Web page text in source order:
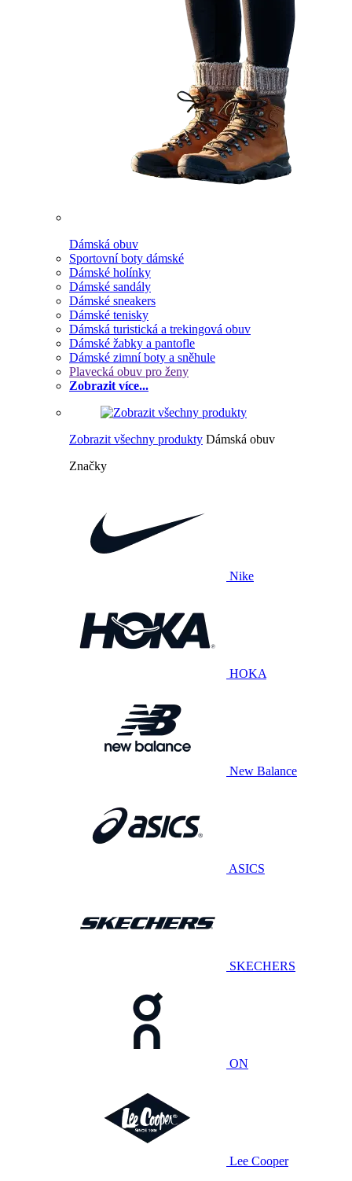
Dámská obuv
Sportovní boty dámské
Dámské holínky
Dámské sandály
Dámské sneakers
Dámské tenisky
Dámská turistická a trekingová obuv
Dámské žabky a pantofle
Dámské zimní boty a sněhule
Plavecká obuv pro ženy
Zobrazit více...
Zobrazit všechny produkty Dámská obuv
Značky
Nike
HOKA
New Balance
ASICS
SKECHERS
ON
Lee Cooper